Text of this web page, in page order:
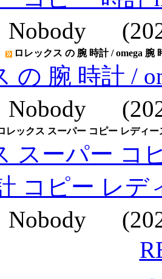
Nobody
ロレックス の 腕 時計 / omega 腕
の 腕 時計 /
Nobody
レックス スーパー コピー レディ
スーパー コ
コピー レデ
Nobody